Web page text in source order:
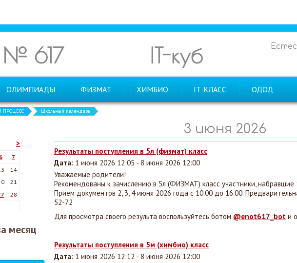
№ 617 IT-куб
ОЛИМПИАДЫ ФИЗМАТ ХИМБИО IT-КЛАСС ОДОД
ПРОЦЕСС Школьный календарь
>
6
7
14
21
28
месяц
3 июня 2026
Результаты поступления в 5л (физмат) класс
Дата: 1 июня 2026 12:05 - 8 июня 2026 12:00
Уважаемые родители!
Рекомендованы к зачислению в 5л (ФИЗМАТ) класс участники,набравшие
Прием документов 2, 3, 4 июня 2026 года с 10.00 до 16.00.
52-72
Для просмотра своего результа воспользуйтесь ботом @enot617_bot и
Результаты поступления в 5м (химбио) класс
Дата: 1 июня 2026 12:12 - 8 июня 2026 12:00